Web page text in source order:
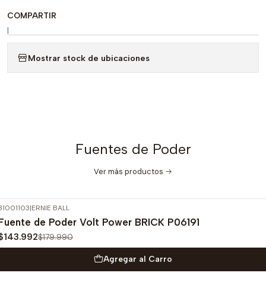
COMPARTIR
|
Mostrar stock de ubicaciones
Fuentes de Poder
Ver más productos
OFF
|ERNIE BALL
de Poder Volt Power BRICK P06191
$179.990
Agregar al Carro